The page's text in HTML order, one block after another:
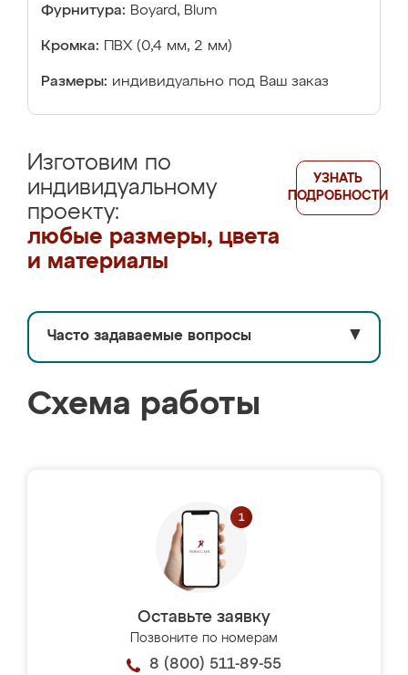
Фурнитура: Boyard, Blum
Кромка: ПВХ (0,4 мм, 2 мм)
Размеры: индивидуально под Ваш заказ
Изготовим по
индивидуальному
проекту:
любые размеры, цвета
и материалы
УЗНАТЬ
ПОДРОБНОСТИ
Часто задаваемые вопросы ▼
Схема работы
Оставьте заявку
Позвоните по номерам
8 (800) 511-89-55